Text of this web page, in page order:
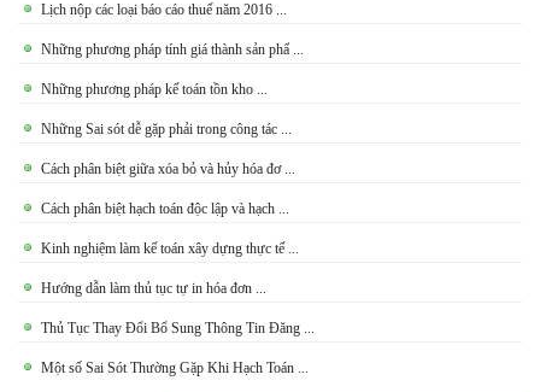
Lịch nộp các loại báo cáo thuế năm 2016 ...
Những phương pháp tính giá thành sản phẩ ...
Những phương pháp kế toán tồn kho ...
Những Sai sót dễ gặp phải trong công tác ...
Cách phân biệt giữa xóa bỏ và hủy hóa đơ ...
Cách phân biệt hạch toán độc lập và hạch ...
Kinh nghiệm làm kế toán xây dựng thực tế ...
Hướng dẫn làm thủ tục tự in hóa đơn ...
Thủ Tục Thay Đổi Bổ Sung Thông Tin Đăng ...
Một số Sai Sót Thường Gặp Khi Hạch Toán ...